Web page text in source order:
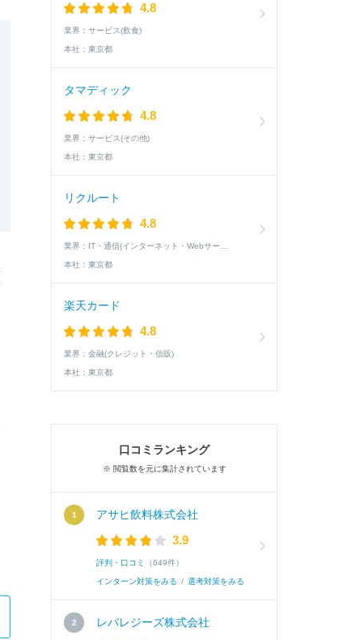
4.8
業界： サービス(飲食)
本社： 東京都
タマディック
4.8
業界： サービス(その他)
本社： 東京都
リクルート
4.8
業界：
本社： 東京都
楽天カード
4.8
業界： 金融(クレジット・信販)
本社： 東京都
口コミランキング
※ 閲覧数を元に集計されています
アサヒ飲料株式会社
3.9
評判・口コミ （649件）
インターン対策をみる / 選考対策をみる
レバレジーズ株式会社